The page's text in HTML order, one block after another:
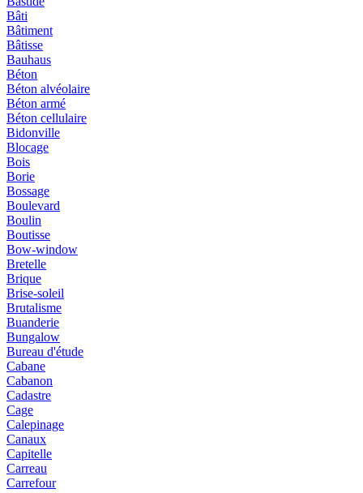
Bâti
Bâtiment
Bâtisse
Bauhaus
Béton
Béton alvéolaire
Béton armé
Béton cellulaire
Bidonville
Blocage
Bois
Borie
Bossage
Boulevard
Boulin
Boutisse
Bow-window
Bretelle
Brique
Brise-soleil
Brutalisme
Buanderie
Bungalow
Bureau d'étude
Cabane
Cabanon
Cadastre
Cage
Calepinage
Canaux
Capitelle
Carreau
Carrefour